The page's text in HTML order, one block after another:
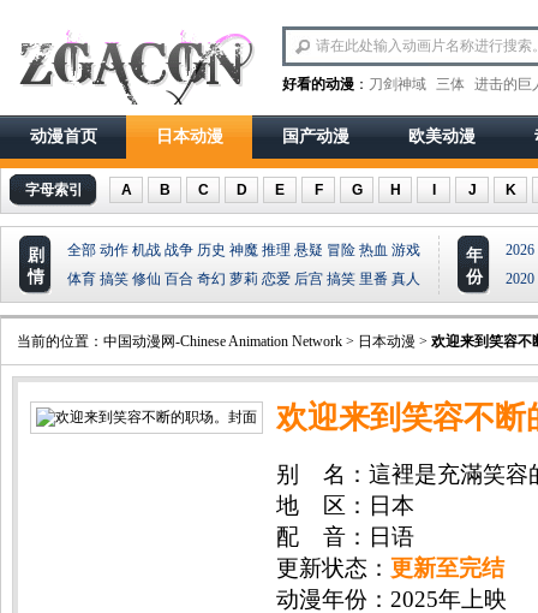
好看的动漫 ： 刀剑神域 三体 进击的巨
动漫首页 日本动漫 国产动漫 欧美动漫
字母索引 A B C D E F G H J K
剧
情
全部 动作 机战 战争 历史 神魔 推理 悬疑 冒险 热血 游戏
体育 搞笑 修仙 百合 奇幻 萝莉 恋爱 后宫 搞笑 里番 真人
年
份
2026
2020
当前的位置： 中国动漫网-Chinese Animation Network > 日本动漫 > 欢迎来到笑容不
欢迎来到笑容不断
别 名：這裡是充滿笑容
Egao no Taenai Shokuba
地 区：日本
配 音：日语
更新状态： 更新至完结
动漫年份： 2025年上映